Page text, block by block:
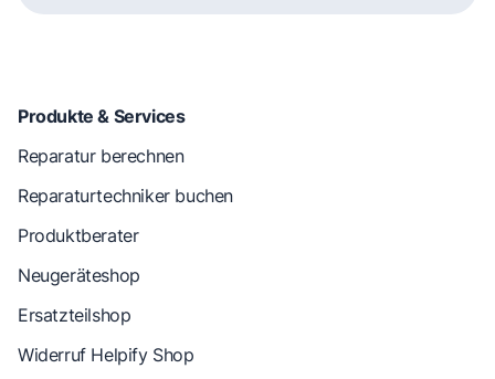
Produkte & Services
Reparatur berechnen
Reparaturtechniker buchen
Produktberater
Neugeräteshop
Ersatzteilshop
Widerruf Helpify Shop